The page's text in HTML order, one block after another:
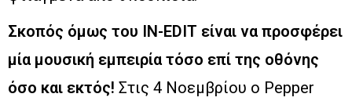
Σκοπός όμως του IN-EDIT είναι να προσφέρει
μία μουσική εμπειρία τόσο επί της οθόνης
όσο και εκτός! Στις 4 Νοεμβρίου ο Pepper